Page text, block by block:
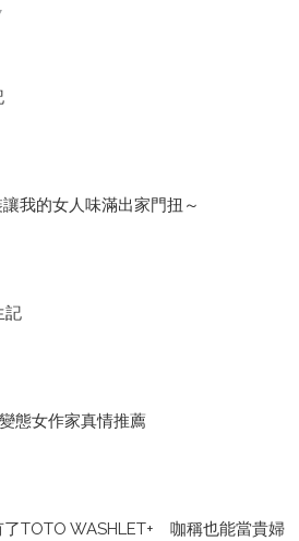
我的女人味滿出家門扭～
記
態女作家真情推薦
了TOTO WASHLET+ 咖稱也能當貴婦